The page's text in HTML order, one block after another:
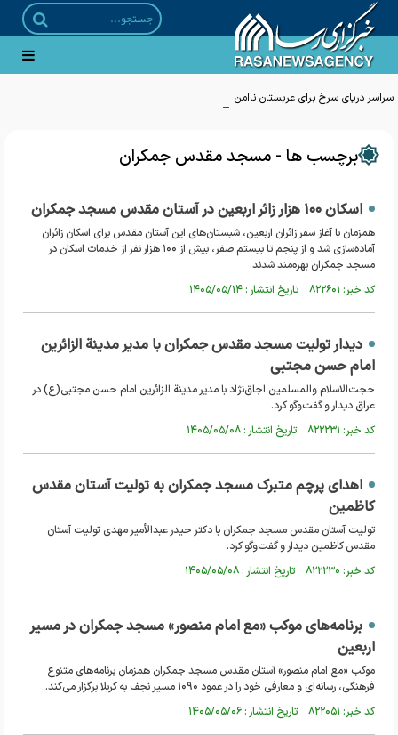
سراسر دریای سرخ برای عربستان ناامن است/ صنعا راه مانور ریاض را بست
برچسب ها - مسجد مقدس جمکران
اسکان ۱۰۰ هزار زائر اربعین در آستان مقدس مسجد جمکران
همزمان با آغاز سفر زائران اربعین، شبستان‌های این آستان مقدس برای اسکان زائران
آماده‌سازی شد و از پنجم تا بیستم صفر، بیش از ۱۰۰ هزار نفر از خدمات اسکان در
مسجد جمکران بهره‌مند شدند.
کد خبر: ۸۲۲۶۰۱ تاریخ انتشار : ۱۴۰۵/۰۵/۱۴
دیدار تولیت مسجد مقدس جمکران با مدیر مدینة الزائرین
امام حسن مجتبی
حجت‌الاسلام والمسلمین اجاق‌نژاد با مدیر مدینة الزائرین امام حسن مجتبی(ع) در
عراق دیدار و گفت‌وگو کرد.
کد خبر: ۸۲۲۲۳۱ تاریخ انتشار : ۱۴۰۵/۰۵/۰۸
اهدای پرچم متبرک مسجد جمکران به تولیت آستان مقدس
کاظمین
تولیت آستان مقدس مسجد جمکران با دکتر حیدر عبدالأمیر مهدی تولیت آستان
مقدس کاظمین دیدار و گفت‌وگو کرد.
کد خبر: ۸۲۲۲۳۰ تاریخ انتشار : ۱۴۰۵/۰۵/۰۸
برنامه‌های موکب «مع امام منصور» مسجد جمکران در مسیر
اربعین
موکب «مع امام منصور» آستان مقدس مسجد جمکران همزمان برنامه‌های متنوع
فرهنگی، رسانه‌ای و معارفی خود را در عمود ۱۰۹۰ مسیر نجف به کربلا برگزار می‌کند.
کد خبر: ۸۲۲۰۵۱ تاریخ انتشار : ۱۴۰۵/۰۵/۰۶